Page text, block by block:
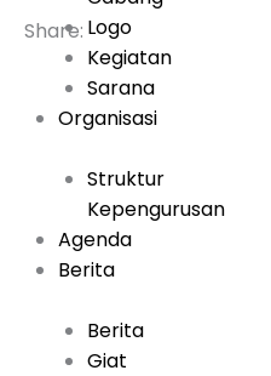
Logo
Kegiatan
Sarana
Organisasi
Struktur
Kepengurusan
Agenda
Berita
Berita
Giat
Share: